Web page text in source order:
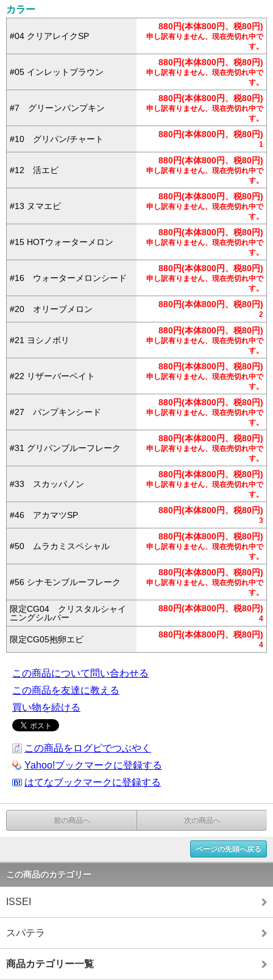
カラー
#04 クリアレイクSP
880円(本体800円、税80円)
申し訳有りません、現在売切れ中で
す。
#05 インレットブラウン
880円(本体800円、税80円)
申し訳有りません、現在売切れ中で
す。
#7 グリーンパンプキン
880円(本体800円、税80円)
申し訳有りません、現在売切れ中で
す。
#10 グリパン/チャート 880円(本体800円、税80円)
1
#12 活エビ
880円(本体800円、税80円)
申し訳有りません、現在売切れ中で
す。
#13 ヌマエビ
880円(本体800円、税80円)
申し訳有りません、現在売切れ中で
す。
#15 HOTウォーターメロン
880円(本体800円、税80円)
申し訳有りません、現在売切れ中で
す。
#16 ウォーターメロンシード
880円(本体800円、税80円)
申し訳有りません、現在売切れ中で
す。
#20 オリーブメロン 880円(本体800円、税80円)
2
#21 ヨシノボリ
880円(本体800円、税80円)
申し訳有りません、現在売切れ中で
す。
#22 リザーバーベイト
880円(本体800円、税80円)
申し訳有りません、現在売切れ中で
す。
#27 パンプキンシード
880円(本体800円、税80円)
申し訳有りません、現在売切れ中で
す。
#31 グリパンブルーフレーク
880円(本体800円、税80円)
申し訳有りません、現在売切れ中で
す。
#33 スカッパノン
880円(本体800円、税80円)
申し訳有りません、現在売切れ中で
す。
#46 アカマツSP 880円(本体800円、税80円)
3
#50 ムラカミスペシャル
880円(本体800円、税80円)
申し訳有りません、現在売切れ中で
す。
#56 シナモンブルーフレーク
880円(本体800円、税80円)
申し訳有りません、現在売切れ中で
す。
限定CG04 クリスタルシャイ
ニングシルバー
880円(本体800円、税80円)
4
限定CG05抱卵エビ 880円(本体800円、税80円)
4
この商品について問い合わせる
この商品を友達に教える
買い物を続ける
この商品をログピでつぶやく
Yahoo!ブックマークに登録する
はてなブックマークに登録する
前の商品へ 次の商品へ
ページの先頭へ戻る
この商品のカテゴリー
ISSEI
スパテラ
商品カテゴリー一覧